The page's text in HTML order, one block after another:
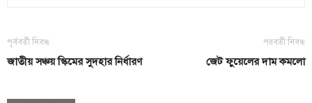
পূর্ববর্তী নিবন্ধ
জাতীয় সঞ্চয় স্কিমের সুদহার নির্ধারণ
পরবর্তী নিবন্ধ
জেট ফুয়েলের দাম কমলো